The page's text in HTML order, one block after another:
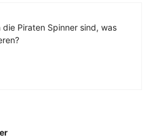
die Piraten Spinner sind, was